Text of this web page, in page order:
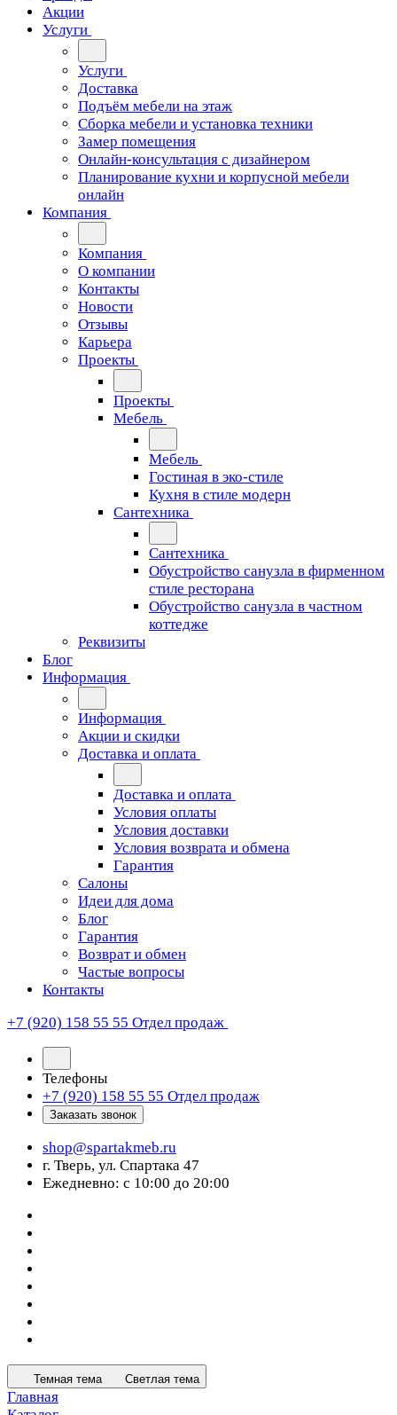
Акции
Услуги
Услуги
Доставка
Подъём мебели на этаж
Сборка мебели и установка техники
Замер помещения
Онлайн-консультация с дизайнером
Планирование кухни и корпусной мебели
онлайн
Компания
Компания
О компании
Контакты
Новости
Отзывы
Карьера
Проекты
Проекты
Мебель
Мебель
Гостиная в эко-стиле
Кухня в стиле модерн
Сантехника
Сантехника
Обустройство санузла в фирменном
стиле ресторана
Обустройство санузла в частном
коттедже
Реквизиты
Блог
Информация
Информация
Акции и скидки
Доставка и оплата
Доставка и оплата
Условия оплаты
Условия доставки
Условия возврата и обмена
Гарантия
Салоны
Идеи для дома
Блог
Гарантия
Возврат и обмен
Частые вопросы
Контакты
+7 (920) 158 55 55 Отдел продаж
Телефоны
+7 (920) 158 55 55 Отдел продаж
Заказать звонок
shop@spartakmeb.ru
г. Тверь, ул. Спартака 47
Ежедневно: с 10:00 до 20:00
Темная тема Светлая тема
Главная